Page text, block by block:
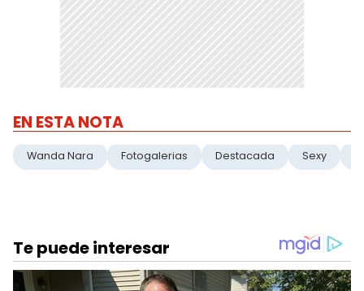
EN ESTA NOTA
Wanda Nara Fotogalerias Destacada Sexy